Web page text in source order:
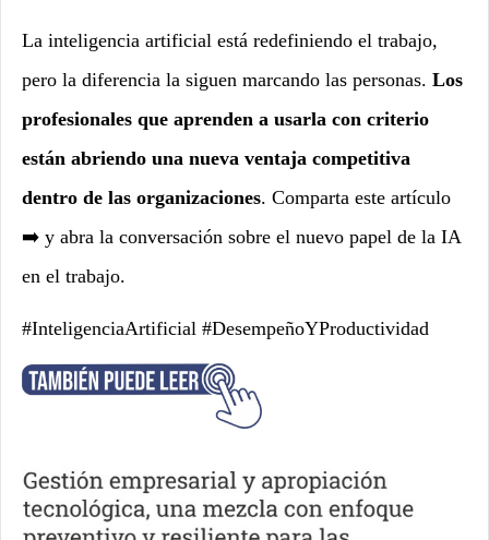
La inteligencia artificial está redefiniendo el trabajo,
pero la diferencia la siguen marcando las personas. Los
profesionales que aprenden a usarla con criterio
están abriendo una nueva ventaja competitiva
dentro de las organizaciones. Comparta este artículo
➡️ y abra la conversación sobre el nuevo papel de la IA
en el trabajo.
#InteligenciaArtificial #DesempeñoYProductividad